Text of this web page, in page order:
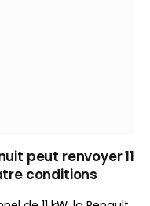
peut renvoyer 11
conditions